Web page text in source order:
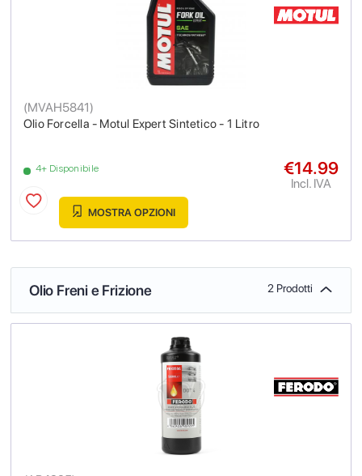
Olio Forcella - Motul Expert Sintetico - 1 Litro
(MVAH5841)
4+ Disponibile €14.99
Incl. IVA
MOSTRA OPZIONI
Olio Freni e Frizione 2 Prodotti